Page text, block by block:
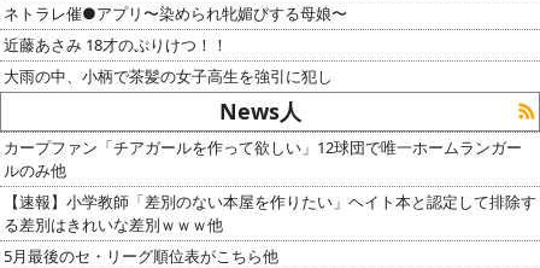
ネトラレ催●アプリ〜染められ牝媚びする母娘〜
近藤あさみ 18才のぷりけつ！！
大雨の中、小柄で茶髪の女子高生を強引に犯し
News人
カープファン「チアガールを作って欲しい」12球団で唯一ホームランガー
ルのみ他
【速報】小学教師「差別のない本屋を作りたい」ヘイト本と認定して排除す
る差別はきれいな差別ｗｗｗ他
5月最後のセ・リーグ順位表がこちら他